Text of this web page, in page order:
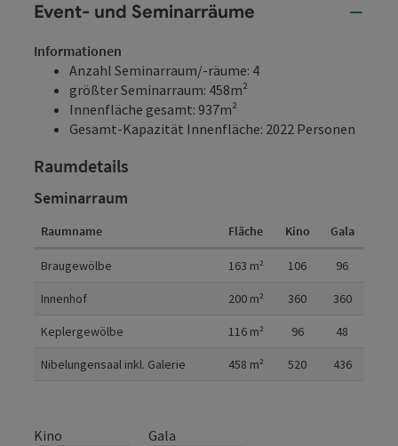
Event- und Seminarräume
Informationen
Anzahl Seminarraum/-räume: 4
größter Seminarraum: 458m²
Innenfläche gesamt: 937m²
Gesamt-Kapazität Innenfläche: 2022 Personen
Raumdetails
Seminarraum
Raumname Fläche Kino Gala
Braugewölbe 163 m² 106 96
Innenhof 200m² 360 360
Keplergewölbe 116m² 96 48
Nibelungensaal inkl. Galerie 458 m² 520 436
Kino Gala